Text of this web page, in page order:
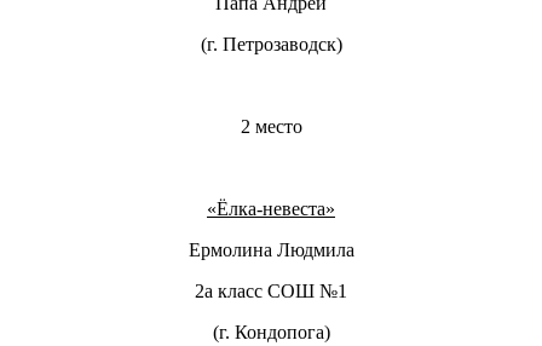
(г. Петрозаводск)
2 место
«Ёлка-невеста»
Ермолина Людмила
2а класс СОШ №1
(г. Кондопога)